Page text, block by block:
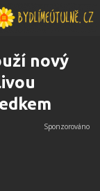
nový